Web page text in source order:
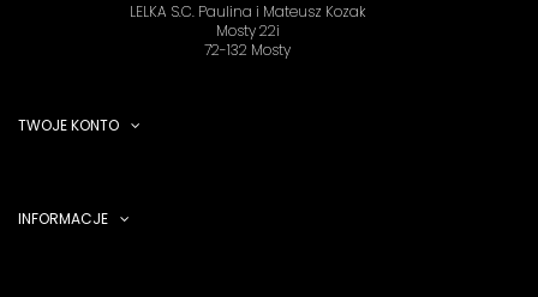
LELKA S.C. Paulina i Mateusz Kozak
Mosty 22i
72-132 Mosty
TWOJE KONTO
INFORMACJE